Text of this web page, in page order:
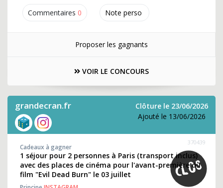
Commentaires 0 Note perso
Proposer les gagnants
VOIR LE CONCOURS
grandecran.fr
Clôture le 23/06/2026
Ajouté le 13/06/2026
370439
Cadeaux à gagner
1 séjour pour 2 personnes à Paris (transport inclus)
avec des places de cinéma pour l'avant-première du
film "Evil Dead Burn" le 03 juillet